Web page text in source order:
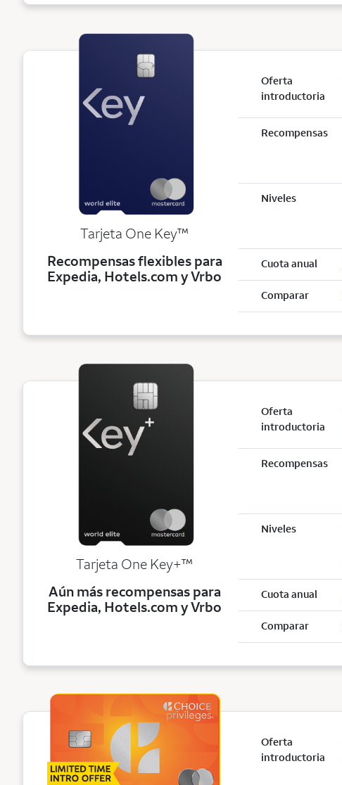
Tarjeta One Keytrademark
™
Recompensas flexibles para
Expedia, Hotels.com y Vrbo
Oferta
introductoria
Recompensas
Niveles
Cuota anual
Comparar
Tarjeta One Key+trademark
™
Aún más recompensas para
Expedia, Hotels.com y Vrbo
Oferta
introductoria
Recompensas
Niveles
Cuota anual
Comparar
Oferta
introductoria